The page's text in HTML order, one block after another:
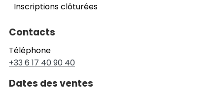
Inscriptions clôturées
Contacts
Téléphone
+33 6 17 40 90 40
Dates des ventes